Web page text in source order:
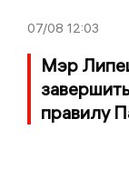
07/08 12:03
Мэр
правилу